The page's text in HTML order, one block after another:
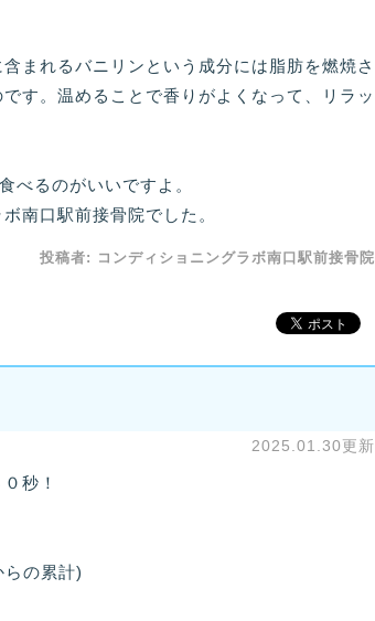
まれるバニリンという成分には脂肪を燃焼さ
す。温めることで香りがよくなって、リラッ
べるのがいいですよ。
南口駅前接骨院でした。
投稿者: コンディショニングラボ南口駅前接骨院
2025.01.30更新
秒！
の累計)